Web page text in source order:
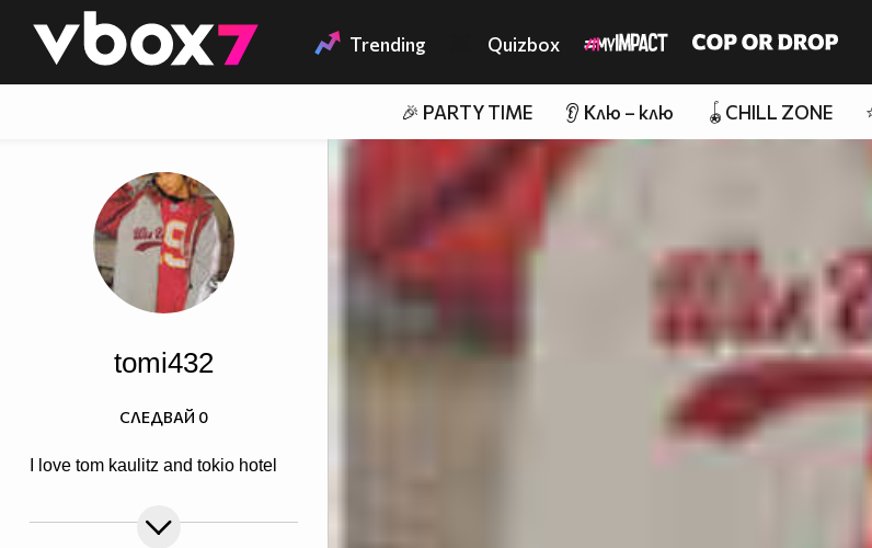
👾 Trending Quizbox
🎉 PARTY TIME 👂 Клю – клю 🪀CHILL ZONE
tomi432
I love tom kaulitz and tokio hotel
СЛЕДВАЙ 0